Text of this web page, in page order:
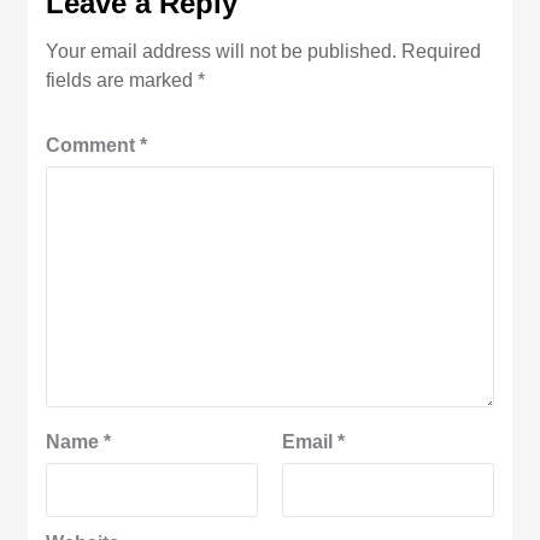
Your email address will not be published. Required
fields are marked*
Comment*
Name* Email *